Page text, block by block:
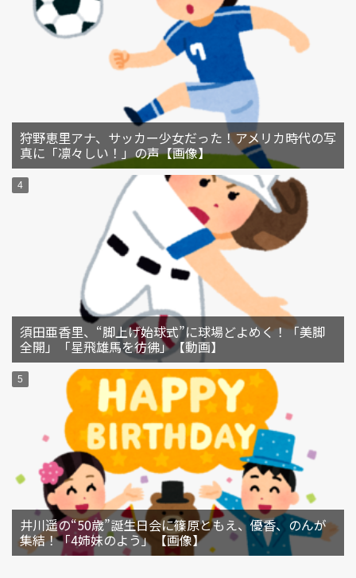
狩野恵里アナ、サッカー少女だった！アメリカ時代の写
真に「凛々しい！」の声【画像】
須田亜香里、“脚上げ始球式”に球場どよめく！「美脚
全開」「星飛雄馬を彷彿」【動画】
井川遥の“50歳”誕生日会に篠原ともえ、優香、のんが
集結！「4姉妹のよう」【画像】